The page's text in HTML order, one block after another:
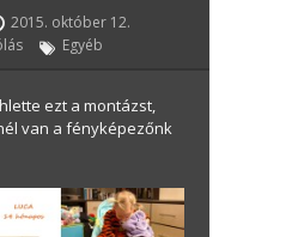
2015. október 12.
Egyéb
ezt a montázst,
van a fényképezőnk